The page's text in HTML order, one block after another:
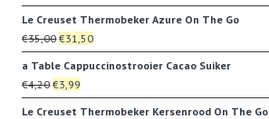
prijs
was:
€85,90.
prijs
is:
€79,95.
Le Creuset Thermobeker Azure On The Go
€35,00Oorspronkelijke
prijs
was:
€35,00.
€31,50Huidige
prijs
a Table Cappuccinostrooier Cacao Suiker
€4,20Oorspronkelijke
prijs
€3,99
prijs
Le Creuset Thermobeker Kersenrood On The Go